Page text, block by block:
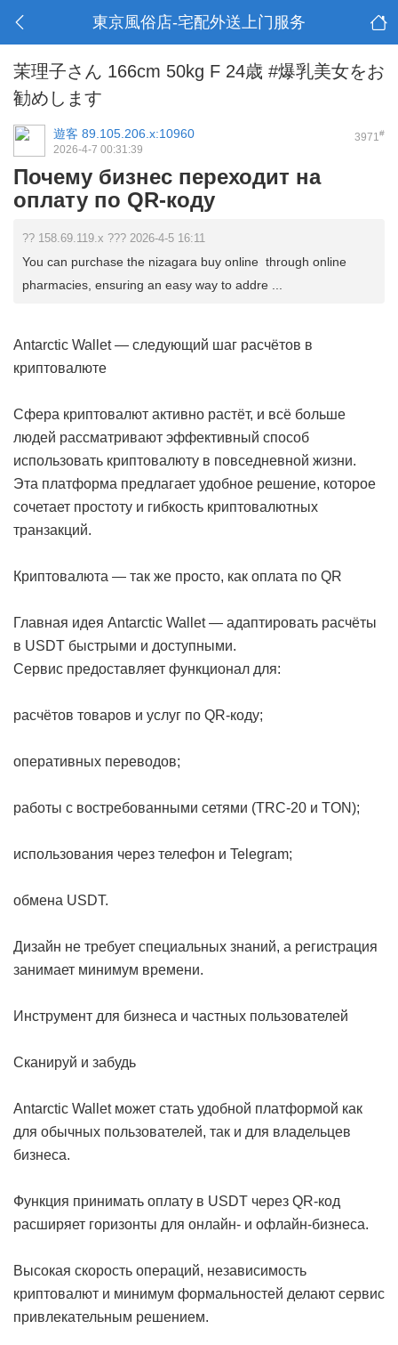
東京風俗店-宅配外送上门服务
茉理子さん 166cm 50kg F 24歳 #爆乳美女をお
勧めします
3971#
遊客 89.105.206.x:10960
2026-4-7 00:31:39
Почему бизнес переходит на
оплату по QR-коду
?? 158.69.119.x ??? 2026-4-5 16:11
You can purchase the nizagara buy online through online
pharmacies, ensuring an easy way to addre ...
Antarctic Wallet — следующий шаг расчётов в
криптовалюте
Сфера криптовалют активно растёт, и всё больше
людей рассматривают эффективный способ
использовать криптовалюту в повседневной жизни.
Эта платформа предлагает удобное решение, которое
сочетает простоту и гибкость криптовалютных
транзакций.
Криптовалюта — так же просто, как оплата по QR
Главная идея Antarctic Wallet — адаптировать расчёты
в USDT быстрыми и доступными.
Сервис предоставляет функционал для:
расчётов товаров и услуг по QR-коду;
оперативных переводов;
работы с востребованными сетями (TRC-20 и TON);
использования через телефон и Telegram;
обмена USDT.
Дизайн не требует специальных знаний, а регистрация
занимает минимум времени.
Инструмент для бизнеса и частных пользователей
Сканируй и забудь
Antarctic Wallet может стать удобной платформой как
для обычных пользователей, так и для владельцев
бизнеса.
Функция принимать оплату в USDT через QR-код
расширяет горизонты для онлайн- и офлайн-бизнеса.
Высокая скорость операций, независимость
криптовалют и минимум формальностей делают сервис
привлекательным решением.